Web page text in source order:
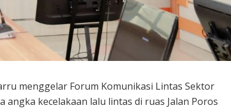
menggelar Forum Komunikasi Lintas Sektor
kecelakaan lalu lintas di ruas Jalan Poros